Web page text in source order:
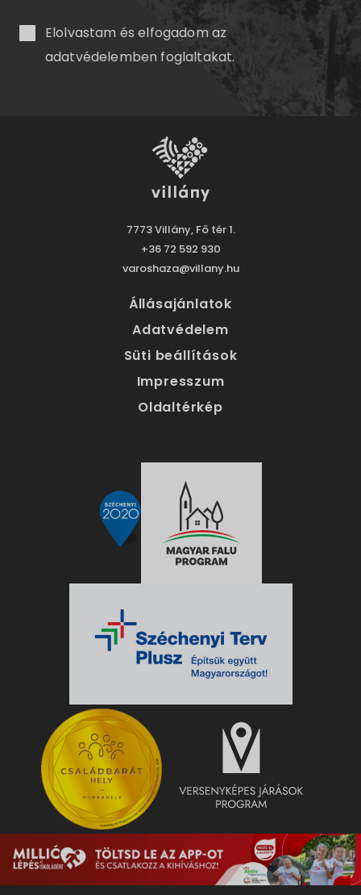
Elolvastam és elfogadom az
adatvédelemben foglaltakat.
7773 Villány, Fő tér 1.
+36 72 592 930
varoshaza@villany.hu
Állásajánlatok
Adatvédelem
Süti beállítások
Impresszum
Oldaltérkép